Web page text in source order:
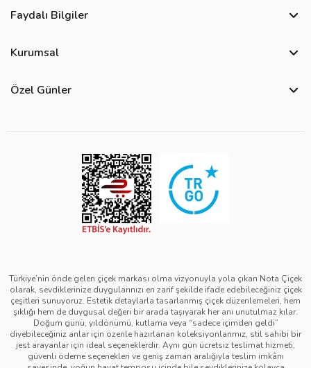
Faydalı Bilgiler
Site Haritası
Görsel Kontrol Süreci
Ürün Sıralama Kriterleri
Kurumsal
Üyelik Sözleşmesi
Mesafeli Satış Sözleşmesi
Kurumsal Müşterilerimiz
Özel Günler
Kadınlar Günü Çiçekleri
Sevgililer Günü Çiçekleri
Anneler Günü Çiçekleri
Babalar Günü Çiçekleri
Türkiye’nin önde gelen çiçek markası olma vizyonuyla yola çıkan Nota Çiçek
olarak, sevdiklerinize duygularınızı en zarif şekilde ifade edebileceğiniz çiçek
çeşitleri sunuyoruz. Estetik detaylarla tasarlanmış çiçek düzenlemeleri, hem
şıklığı hem de duygusal değeri bir arada taşıyarak her anı unutulmaz kılar.
Doğum günü, yıldönümü, kutlama veya “sadece içimden geldi”
diyebileceğiniz anlar için özenle hazırlanan koleksiyonlarımız, stil sahibi bir
jest arayanlar için ideal seçeneklerdir. Aynı gün ücretsiz teslimat hizmeti,
güvenli ödeme seçenekleri ve geniş zaman aralığıyla teslim imkânı